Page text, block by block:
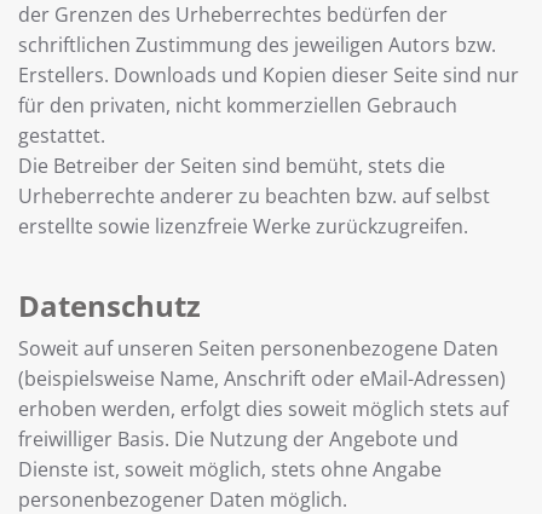
der Grenzen des Urheberrechtes bedürfen der
schriftlichen Zustimmung des jeweiligen Autors bzw.
Erstellers. Downloads und Kopien dieser Seite sind nur
für den privaten, nicht kommerziellen Gebrauch
gestattet.
Die Betreiber der Seiten sind bemüht, stets die
Urheberrechte anderer zu beachten bzw. auf selbst
erstellte sowie lizenzfreie Werke zurückzugreifen.
Datenschutz
Soweit auf unseren Seiten personenbezogene Daten
(beispielsweise Name, Anschrift oder eMail-Adressen)
erhoben werden, erfolgt dies soweit möglich stets auf
freiwilliger Basis. Die Nutzung der Angebote und
Dienste ist, soweit möglich, stets ohne Angabe
personenbezogener Daten möglich.